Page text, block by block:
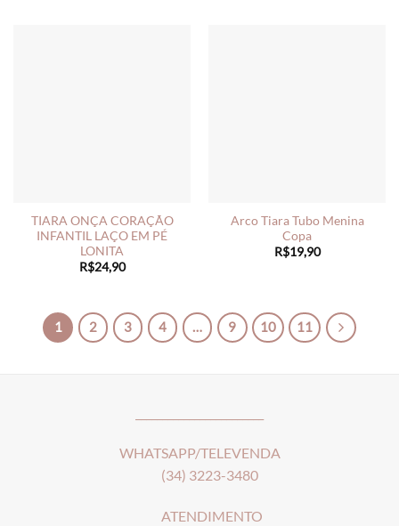
TIARA ONÇA CORAÇÃO
INFANTIL LAÇO EM PÉ
LONITA
R$24,90
Arco Tiara Tubo Menina
Copa
R$19,90
1 2 3 4 … 9 10 11
WHATSAPP/TELEVENDA
(34) 3223-3480
ATENDIMENTO